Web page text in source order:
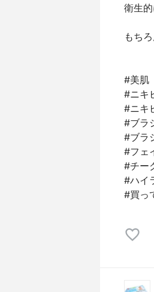
衛生
もち
#美肌
#ニキ
#ニキ
#ブラ
#ブラ
#フェ
#チー
#ハイ
#買っ